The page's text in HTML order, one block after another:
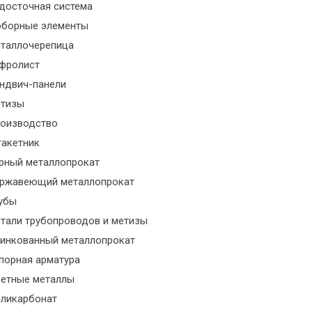
за МКАД
за МКАД
за МКАД
за МКАД
с транспортным
с транспортным
с транспортным
система
элементы
панели
металлопрокат
металлопрокат
трубопроводов и метизы
металлопрокат
арматура
металлы